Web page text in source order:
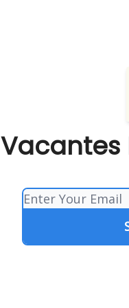
Vacantes